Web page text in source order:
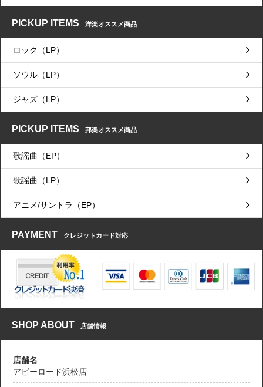
PICKUP ITEMS 洋楽オススメ商品
ロック（LP）
ソウル（LP）
ジャズ（LP）
PICKUP ITEMS 邦楽オススメ商品
歌謡曲（EP）
歌謡曲（LP）
アニメ/サントラ（EP）
PAYMENT クレジットカード対応
SHOP ABOUT 店舗情報
店舗名
アビーロード浜松店